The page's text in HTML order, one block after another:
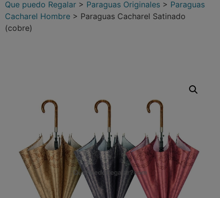
Que puedo Regalar > Paraguas Originales > Paraguas
Cacharel Hombre > Paraguas Cacharel Satinado
(cobre)